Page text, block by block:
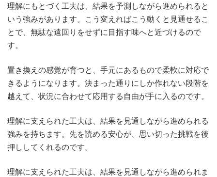
理解にもとづく工夫は、結果を予測しながら進められると
いう強みがあります。こう変えればこう動くと見通せるこ
とで、無駄な遠回りをせずに目指す味へと近づけるので
す。
置き換えの感覚が育つと、手元にあるもので柔軟に対応で
きるようになります。決まった通りにしか作れない段階を
越えて、状況に合わせて応用する自由が手に入るのです。
理解に支えられた工夫は、結果を見通しながら進められる
強みを持ちます。先を読める安心が、思い切った挑戦を後
押ししてくれるのです。
理解に支えられた工夫は、結果を見通しながら進められま